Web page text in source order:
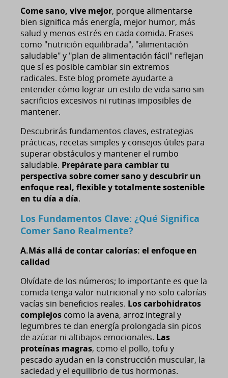
Come sano, vive mejor, porque alimentarse
bien significa más energía, mejor humor, más
salud y menos estrés en cada comida. Frases
como "nutrición equilibrada", "alimentación
saludable" y "plan de alimentación fácil" reflejan
que sí es posible cambiar sin extremos
radicales. Este blog promete ayudarte a
entender cómo lograr un estilo de vida sano sin
sacrificios excesivos ni rutinas imposibles de
mantener.
Descubrirás fundamentos claves, estrategias
prácticas, recetas simples y consejos útiles para
superar obstáculos y mantener el rumbo
saludable. Prepárate para cambiar tu
perspectiva sobre comer sano y descubrir un
enfoque real, flexible y totalmente sostenible
en tu día a día.
Los Fundamentos Clave: ¿Qué Significa
Comer Sano Realmente?
A.Más allá de contar calorías: el enfoque en
calidad
Olvídate de los números; lo importante es que la
comida tenga valor nutricional y no solo calorías
vacías sin beneficios reales. Los carbohidratos
complejos como la avena, arroz integral y
legumbres te dan energía prolongada sin picos
de azúcar ni altibajos emocionales. Las
proteínas magras, como el pollo, tofu y
pescado ayudan en la construcción muscular, la
saciedad y el equilibrio de tus hormonas.